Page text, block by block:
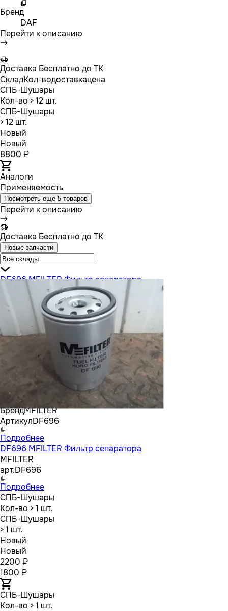
Бренд
DAF
Перейти к описанию
Доставка Бесплатно до ТК
СкладКол-водоставкацена
СПБ-Шушары
Кол-во > 12 шт.
СПБ-Шушары
> 12 шт.
Новый
Новый
8800 ₽
Аналоги
Применяемость
Посмотреть еще 5 товаров
Перейти к описанию
Доставка Бесплатно до ТК
Новые запчасти
DF696 MFILTER Фильтр сепаратора
БрендMFILTER
АртикулDF696
Подробнее
DF696 MFILTER Фильтр сепаратора
MFILTER
арт.DF696
Подробнее
СПБ-Шушары
Кол-во > 1 шт.
СПБ-Шушары
> 1 шт.
Новый
Новый
2200 ₽
1800 ₽
СПБ-Шушары
Кол-во > 1 шт.